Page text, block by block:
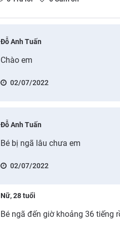
Đỗ Anh Tuấn
Chào em
02/07/2022
Đỗ Anh Tuấn
Bé bị ngã lâu chưa em
02/07/2022
Nữ, 28 tuổi
Bé ngã đến giờ khoảng 36 tiếng